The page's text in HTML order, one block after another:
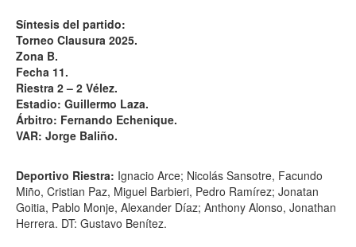
Síntesis del partido:
Torneo Clausura 2025.
Zona B.
Fecha 11.
Riestra 2 – 2 Vélez.
Estadio: Guillermo Laza.
Árbitro: Fernando Echenique.
VAR: Jorge Baliño.
Deportivo Riestra: Ignacio Arce; Nicolás Sansotre, Facundo
Miño, Cristian Paz, Miguel Barbieri, Pedro Ramírez; Jonatan
Goitia, Pablo Monje, Alexander Díaz; Anthony Alonso, Jonathan
Herrera. DT: Gustavo Benítez.